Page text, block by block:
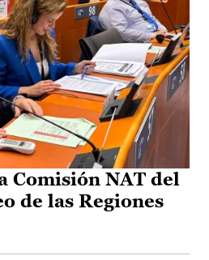
Comisión NAT del
de las Regiones